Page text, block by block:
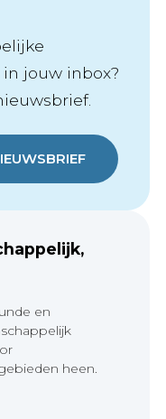
jouw inbox?
en
heen.